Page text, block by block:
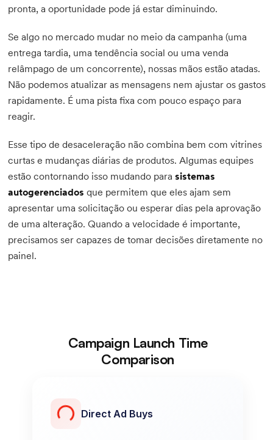
pronta, a oportunidade pode já estar diminuindo.
Se algo no mercado mudar no meio da campanha (uma
entrega tardia, uma tendência social ou uma venda
relâmpago de um concorrente), nossas mãos estão atadas.
Não podemos atualizar as mensagens nem ajustar os gastos
rapidamente. É uma pista fixa com pouco espaço para
reagir.
Esse tipo de desaceleração não combina bem com vitrines
curtas e mudanças diárias de produtos. Algumas equipes
estão contornando isso mudando parasistemas
autogerenciados que permitem que eles ajam sem
apresentar uma solicitação ou esperar dias pela aprovação
de uma alteração. Quando a velocidade é importante,
precisamos ser capazes de tomar decisões diretamente no
painel.
Campaign Launch Time
Comparison
Direct Ad Buys